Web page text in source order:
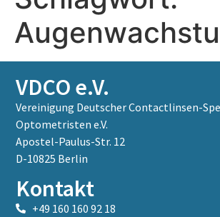
VDCO e.V.
Vereinigung Deutscher Contactlinsen-
Optometristen e.V.
Apostel-Paulus-Str. 12
D-10825 Berlin
Kontakt
+49 160 160 92 18